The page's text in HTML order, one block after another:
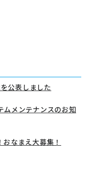
公表しました
ムメンテナンスのお知
なまえ大募集！